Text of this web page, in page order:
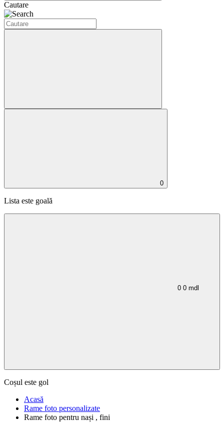
Cautare
0
Lista este goală
0 0 mdl
Coșul este gol
Acasă
Rame foto personalizate
Rame foto pentru nași , fini